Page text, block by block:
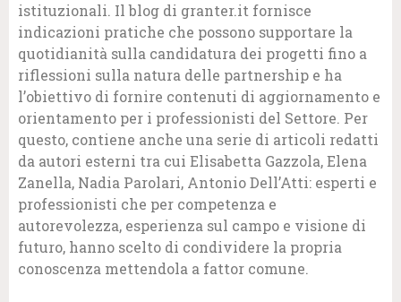
istituzionali. Il blog di granter.it fornisce
indicazioni pratiche che possono supportare la
quotidianità sulla candidatura dei progetti fino a
riflessioni sulla natura delle partnership e ha
l’obiettivo di fornire contenuti di aggiornamento e
orientamento per i professionisti del Settore. Per
questo, contiene anche una serie di articoli redatti
da autori esterni tra cui Elisabetta Gazzola, Elena
Zanella, Nadia Parolari, Antonio Dell’Atti: esperti e
professionisti che per competenza e
autorevolezza, esperienza sul campo e visione di
futuro, hanno scelto di condividere la propria
conoscenza mettendola a fattor comune.